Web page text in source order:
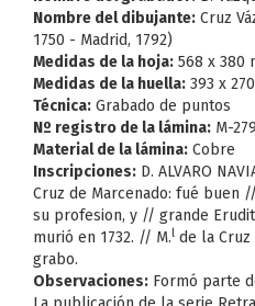
Nombre del dibujante: Cruz
1750 - Madrid, 1792)
Medidas de la hoja: 568 x 380
Medidas de la huella: 393 x
Técnica: Grabado de puntos
Nº registro de la lámina: M-
Material de la lámina: Cobre
Inscripciones: D. ALVARO
Cruz de Marcenado: fué buen
su profesion, y // grande
murió en 1732. // M.l de la
grabo.
Observaciones: Formó parte